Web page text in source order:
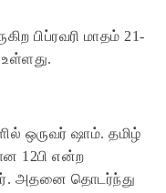
பிப்ரவரி மாதம் 21-
ஒருவர் ஷாம். தமிழ்
12பி என்ற
அதனை தொடர்ந்து